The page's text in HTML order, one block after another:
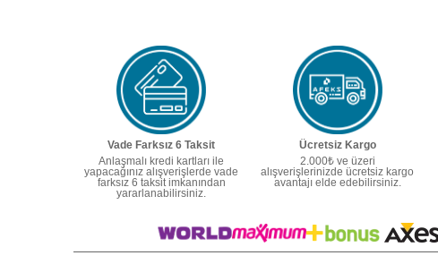
Vade Farksız 6 Taksit
Anlaşmalı kredi kartları ile
yapacağınız alışverişlerde vade
farksız 6 taksit imkanından
yararlanabilirsiniz.
Ücretsiz Kargo
2.000₺ ve üzeri
alışverişlerinizde ücretsiz kargo
avantajı elde edebilirsiniz.